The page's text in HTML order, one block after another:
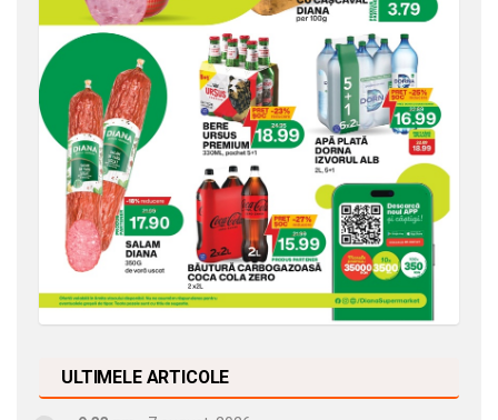
ULTIMELE ARTICOLE